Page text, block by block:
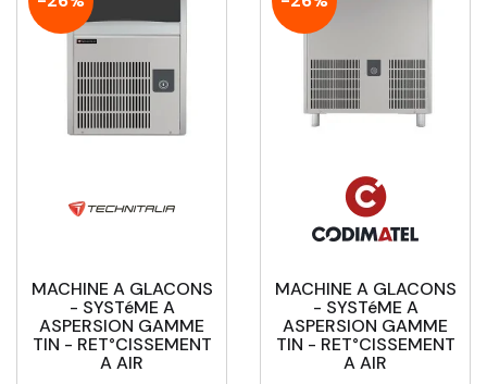
MACHINE A GLACONS
- SYSTéME A
ASPERSION GAMME
TIN - RET°CISSEMENT
A AIR
MACHINE A GLACONS
- SYSTéME A
ASPERSION GAMME
TIN - RET°CISSEMENT
A AIR